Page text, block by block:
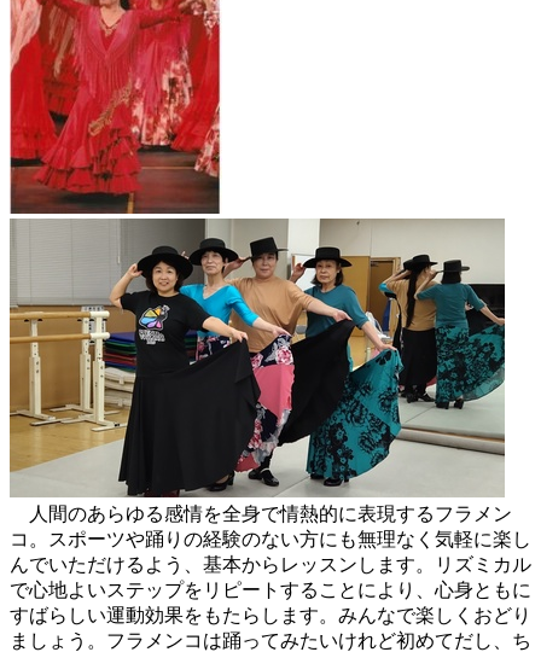
人間のあらゆる感情を全身で情熱的に表現するフラメン
コ。スポーツや踊りの経験のない方にも無理なく気軽に楽し
んでいただけるよう、基本からレッスンします。リズミカル
で心地よいステップをリピートすることにより、心身ともに
すばらしい運動効果をもたらします。みんなで楽しくおどり
ましょう。フラメンコは踊ってみたいけれど初めてだし、ち